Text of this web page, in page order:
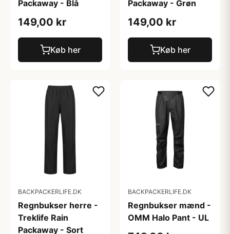
Packaway - Blå
149,00 kr
Køb her
Packaway - Grøn
149,00 kr
Køb her
BACKPACKERLIFE.DK
Regnbukser herre -
Treklife Rain
Packaway - Sort
BACKPACKERLIFE.DK
Regnbukser mænd -
OMM Halo Pant - UL